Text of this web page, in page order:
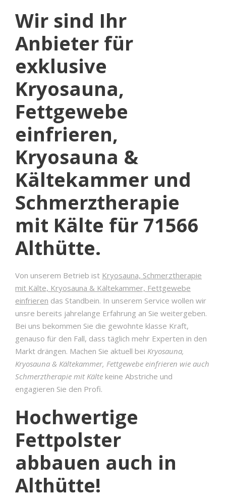
Wir sind Ihr
Anbieter für
exklusive
Kryosauna,
Fettgewebe
einfrieren,
Kryosauna &
Kältekammer und
Schmerztherapie
mit Kälte für 71566
Althütte.
Von unserem Betrieb ist Kryosauna, Schmerztherapie
mit Kälte, Kryosauna & Kältekammer, Fettgewebe
einfrieren das Standbein. In unserem Service wollen wir
unsre bereits jahrelange Erfahrung an Sie weitergeben.
Bei uns bekommen Sie die gewohnte klasse Kraft,
genauso für den Fall, dass täglich mehr Experten in den
Markt drängen. Machen Sie aktuell bei Kryosauna,
Kryosauna & Kältekammer, Fettgewebe einfrieren wie auch
Schmerztherapie mit Kälte keine Abstriche und
engagieren Sie den Profi.
Hochwertige
Fettpolster
abbauen auch in
Althütte!